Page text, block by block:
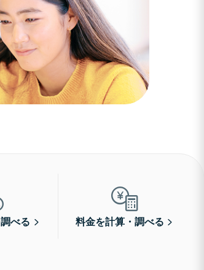
べる 料金を計算・調べる